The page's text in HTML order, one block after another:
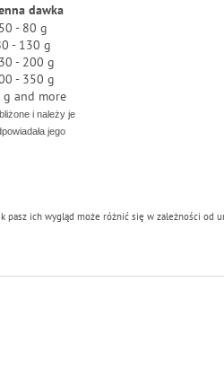
dawka
50 - 80 g
- 130 g
- 200 g
- 350 g
g and more
i należy je
jego
pasz ich wygląd może różnić się w zależności od